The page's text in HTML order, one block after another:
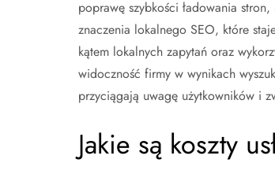
poprawę szybkości ładowania
znaczenia lokalnego SEO, które
kątem lokalnych zapytań oraz
widoczność firmy w wynikach
przyciągają uwagę użytkowników i
Jakie są koszty